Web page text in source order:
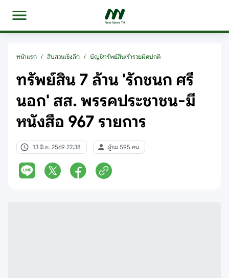
หน้าแรก / สืบสวนเชิงลึก / บัญชีทรัพย์สิน/ร่ำรวยผิดปกติ
ทรัพย์สิน 7 ล้าน 'รักชนก ศรี
นอก' สส. พรรคประชาชน-มี
หนังสือ 967 รายการ
13 มิ.ย. 2569 22:38 ผู้ชม 595 คน